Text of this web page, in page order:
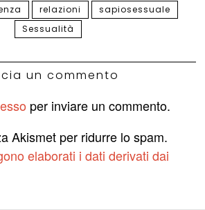
relazioni
sapiosessuale
Sessualità
un commento
per inviare un commento.
Akismet per ridurre lo spam.
elaborati i dati derivati dai